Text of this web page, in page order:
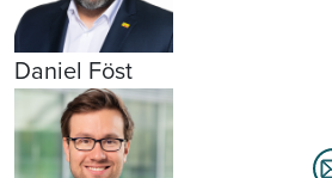
Daniel Föst